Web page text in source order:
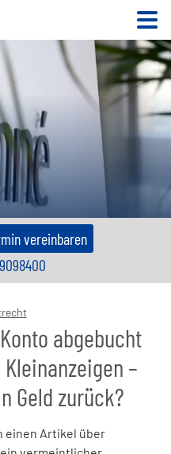
vereinbaren
abgebucht
–
Geld zurück?
einen Artikel über